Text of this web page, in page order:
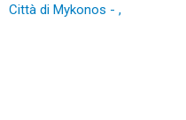
Città di Mykonos - ,